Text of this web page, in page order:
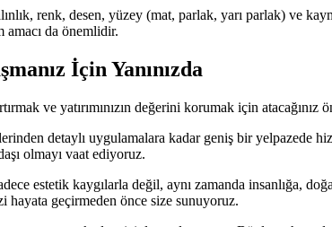
renk, desen, yüzey (mat, parlak, yarı parlak) ve
da önemlidir.
İçin Yanınızda
ve yatırımınızın değerini korumak için atacağınız
detaylı uygulamalara kadar geniş bir yelpazede
olmayı vaat ediyoruz.
estetik kaygılarla değil, aynı zamanda insanlığa,
geçirmeden önce size sunuyoruz.